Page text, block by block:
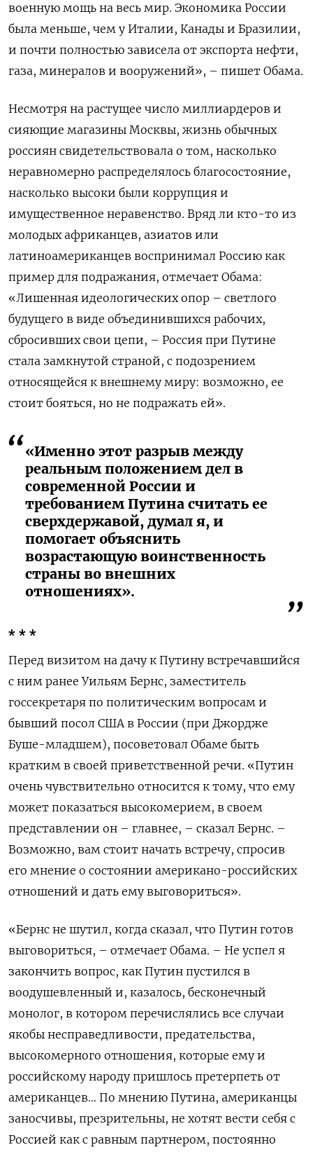
военную мощь на весь мир. Экономика России
была меньше, чем у Италии, Канады и Бразилии,
и почти полностью зависела от экспорта нефти,
газа, минералов и вооружений», – пишет Обама.
Несмотря на растущее число миллиардеров и
сияющие магазины Москвы, жизнь обычных
россиян свидетельствовала о том, насколько
неравномерно распределялось благосостояние,
насколько высоки были коррупция и
имущественное неравенство. Вряд ли кто-то из
молодых африканцев, азиатов или
латиноамериканцев воспринимал Россию как
пример для подражания, отмечает Обама:
«Лишенная идеологических опор – светлого
будущего в виде объединившихся рабочих,
сбросивших свои цепи, – Россия при Путине
стала замкнутой страной, с подозрением
относящейся к внешнему миру: возможно, ее
стоит бояться, но не подражать ей».
«Именно этот разрыв между
реальным положением дел в
современной России и
требованием Путина считать ее
сверхдержавой, думал я, и
помогает объяснить
возрастающую воинственность
страны во внешних
отношениях».
* * *
Перед визитом на дачу к Путину встречавшийся
с ним ранее Уильям Бернс, заместитель
госсекретаря по политическим вопросам и
бывший посол США в России (при Джордже
Буше-младшем), посоветовал Обаме быть
кратким в своей приветственной речи. «Путин
очень чувствительно относится к тому, что ему
может показаться высокомерием, в своем
представлении он – главнее, – сказал Бернс. –
Возможно, вам стоит начать встречу, спросив
его мнение о состоянии американо-российских
отношений и дать ему выговориться».
«Бернс не шутил, когда сказал, что Путин готов
выговориться, – отмечает Обама. – Не успел я
закончить вопрос, как Путин пустился в
воодушевленный и, казалось, бесконечный
монолог, в котором перечислялись все случаи
якобы несправедливости, предательства,
высокомерного отношения, которые ему и
российскому народу пришлось претерпеть от
американцев… По мнению Путина, американцы
заносчивы, презрительны, не хотят вести себя с
Россией как с равным партнером, постоянно